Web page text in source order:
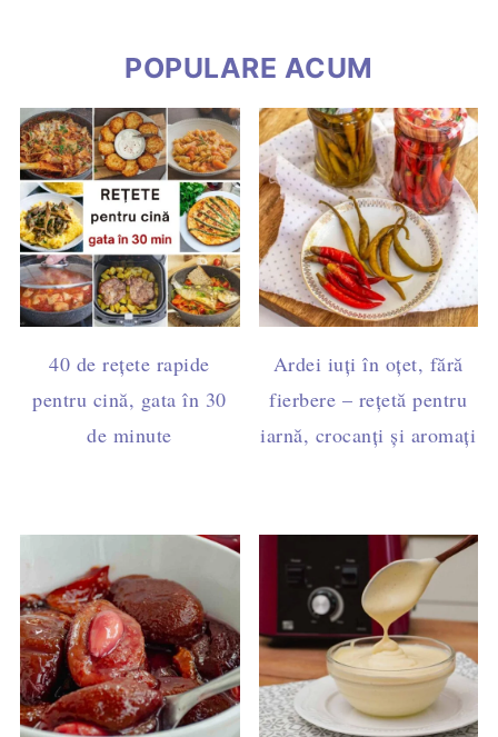
POPULARE ACUM
40 de rețete rapide
pentru cină, gata în 30
de minute
Ardei iuți în oțet, fără
fierbere – rețetă pentru
iarnă, crocanți și aromați